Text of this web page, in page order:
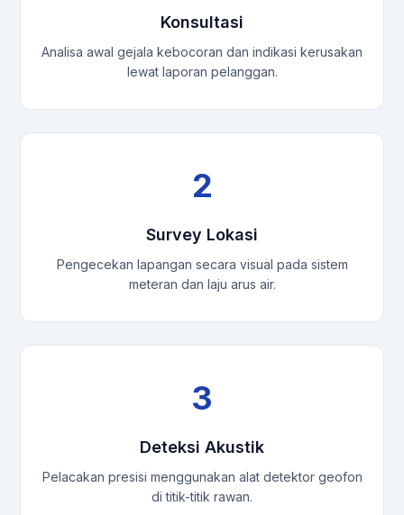
Konsultasi
Analisa awal gejala kebocoran dan indikasi kerusakan
lewat laporan pelanggan.
2
Survey Lokasi
Pengecekan lapangan secara visual pada sistem
meteran dan laju arus air.
3
Deteksi Akustik
Pelacakan presisi menggunakan alat detektor geofon
di titik-titik rawan.